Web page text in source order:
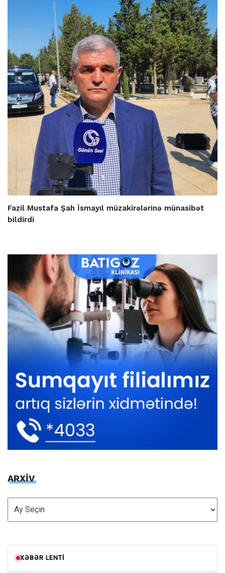
Fazil Mustafa Şah İsmayıl müzakirələrinə münasibət
bildirdi
ARXİV
ARXİV
XƏBƏR LENTI